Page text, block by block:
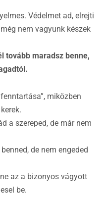
Védelmet ad, elrejti
nem vagyunk készek
tovább maradsz benne,
miközben
a szereped, de már nem
de nem engeded
az a bizonyos vágyott
be.